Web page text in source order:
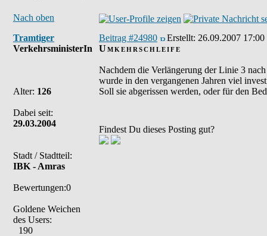
Nach oben
Tramtiger
VerkehrsministerIn
Alter: 126
Dabei seit:
29.03.2004
Stadt / Stadtteil:
IBK - Amras
Bewertungen:0
Goldene Weichen
des Users:
190
Beitrag #24980 Erstellt: 26.09.2007 17:00
Umkehrschleife
Nachdem die Verlängerung der Linie 3
wurde in den vergangenen Jahren viel
Soll sie abgerissen werden, oder für den
Findest Du dieses Posting gut?